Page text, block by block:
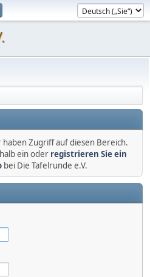
Zugriff auf diesen Bereich.
ein oder registrieren Sie ein
bei Die Tafelrunde e.V.